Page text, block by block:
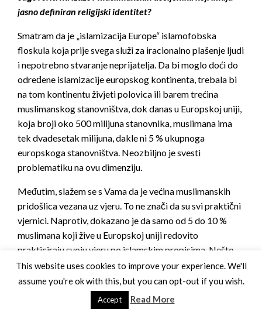
jasno definiran religijski identitet?
Smatram da je „islamizacija Europe“ islamofobska
floskula koja prije svega služi za iracionalno plašenje ljudi
i nepotrebno stvaranje neprijatelja. Da bi moglo doći do
određene islamizacije europskog kontinenta, trebala bi
na tom kontinentu živjeti polovica ili barem trećina
muslimanskog stanovništva, dok danas u Europskoj uniji,
koja broji oko 500 milijuna stanovnika, muslimana ima
tek dvadesetak milijuna, dakle ni 5 % ukupnoga
europskoga stanovništva. Neozbiljno je svesti
problematiku na ovu dimenziju.
Međutim, slažem se s Vama da je većina muslimanskih
pridošlica vezana uz vjeru. To ne znači da su svi praktični
vjernici. Naprotiv, dokazano je da samo od 5 do 10 %
muslimana koji žive u Europskoj uniji redovito
prakticiraju svoju vjeru po islamskim propisima. Nešto
više, navodno oko 25 %, sudjeluje u ramazanskom postu
ili drugim vjerskim običajima kojima izražavaju svoj
osjećaj kulturološke pripadnosti islamskom svijetu.
Dakle, ni u vjerskoj praksi muslimani Europe nisu
This website uses cookies to improve your experience. We'll
assume you're ok with this, but you can opt-out if you wish.
Accept Read More